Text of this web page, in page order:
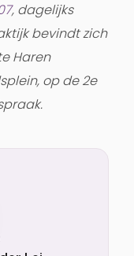
, dagelijks
bevindt zich
Haren
op de 2e